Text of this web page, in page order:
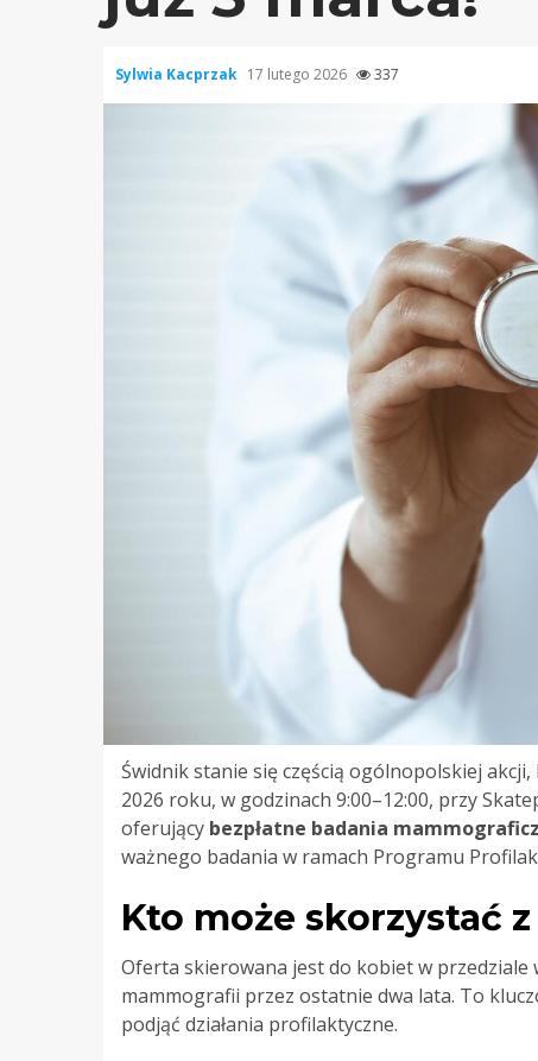
Sylwia Kacprzak 17 lutego 2026 337
Świdnik stanie się częścią ogólnopolskiej
2026 roku, w godzinach 9:00–12:00, przy
oferujący bezpłatne badania
ważnego badania w ramach Programu
Kto może skorzystać
Oferta skierowana jest do kobiet w przedziale
mammografii przez ostatnie dwa lata. To
podjąć działania profilaktyczne.